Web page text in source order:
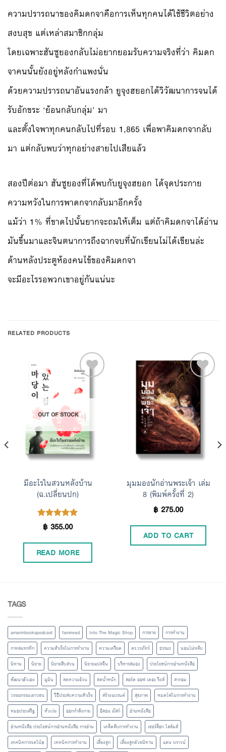
ความปรารถนาของคิมดกจาคือการเห็นทุกคนได้ใช้ชีวิตอย่าง
สงบสุข แต่เหล่าสมาชิกกลุ่ม
โดยเฉพาะฮันซูยองกลับไม่อยากยอมรับความจริงที่ว่า คิมดก
จาคนนั้นยังอยู่หลังกำแพงนั่น
ด้วยความปรารถนาอันแรงกล้า ยูจุงฮยอกได้วิวัฒนาการจนได้
รับอักขระ ‘ย้อนกลับกลุ่ม’ มา
และตั้งใจพาทุกคนกลับไปที่รอบ 1,865 เพื่อพาคิมดกจากลับ
มา แต่กลับพบว่าทุกอย่างสายไปเสียแล้ว
สองปีต่อมา ฮันซูยองที่ได้พบกับยูจุงฮยอก ได้จุดประกาย
ความหวังในการพาดกจากลับมาอีกครั้ง
แม้ว่า 1% ที่ขาดไปนั้นยากจะถมให้เต็ม แต่ถ้าคิมดกจาได้อ่าน
มันขึ้นมาและจินตนาการถึงฉากจบที่นักเขียนไม่ได้เขียนล่ะ
ด้านหลังประตูห้องคนไข้ของคิมดกจา
จะมีอะไรรอพวกเขาอยู่กันแน่นะ
RELATED PRODUCTS
Wishlist
OUT OF STOCK
มีอะไรในสวนหลังบ้าน
(ฉ.เปลี่ยนปก)
Rated5.00
฿355.00
READ MORE
Add to
Wishlist
มุมมองนักอ่านพระเจ้า เล่ม
8 (พิมพ์ครั้งที่ 2)
฿275.00
ADD TO CART
TAGS
amarinbookspodcast famiread Into The Magic Shop การขาย
การทำงาน
กาหลมหรทึก
ความสำเร็จในการทำงาน ความเครียด ดร.วรภัทร์ ธรรมะ
นอนไม่หลับ
นิทาน
นิยาย นิยายสืบสวน นิยายแปลจีน บริหารสมอง
ประโยชน์การอ่านหนังสือ
พัฒนาตัวเอง
มูมิน ลดความอ้วน ลดน้ำหนัก ลอร์ด ออฟ เดอะ ริงส์
ลากอม
วรรณกรรมเยาวชน
วิธีประสบความสำเร็จ สร้างแบรนด์ สุขภาพ
หมดไฟในการทำงาน
หมอประเสริฐ
หัวเว่ย ออกกำลังกาย อีลอน มัสก์
อ่านหนังสือ
อ่านหนังสือ ประโยชน์การอ่านหนังสือ การอ่าน
เคล็ดลับการทำงาน
เชอร์ล็อก โฮล์มส์
เทคนิคการจดโน้ต
เทคนิคการทำงาน เลี้ยงลูก เลี้ยงลูกด้วยนิทาน
แดน บราวน์